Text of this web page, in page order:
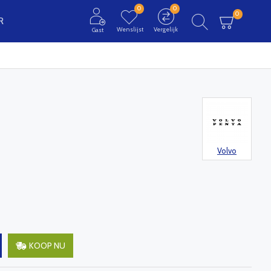
Gast Wenslijst
0
Vergelijk
0
0
Volvo
KOOP NU